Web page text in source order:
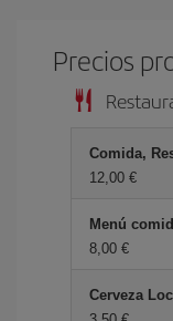
Precios
Comida,
12,00 €
Menú
8,00 €
Cerveza